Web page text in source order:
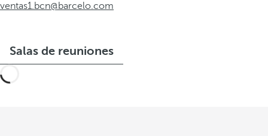
ventas1.bcn@barcelo.com
Salas de reuniones